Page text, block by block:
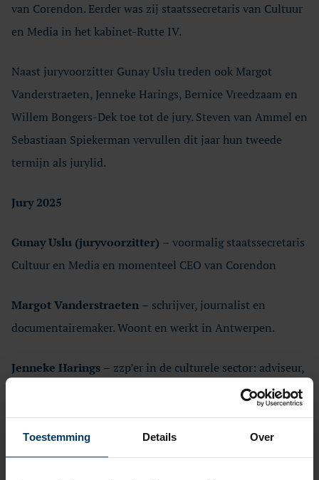
Toestemming Details Over
van Corendon. Eerder was zij staatssecretaris van Cultuur
en Media in het kabinet-Rutte IV.
Naast juryvoorzitter Gunay Uslu treden ook Margot
Vanderstraeten, Jenneke Harings, Bernice Vreedzaam en
Willem Bongers-Dek toe tot de jury. Steven van Ammel en
Sebastiaan Spiekerman vervullen dit jaar hun tweede
termijn als jurylid.
Jury 2025
Gunay Uslu (juryvoorzitter) – voormalig staatssecretaris
Cultuur en Media en momenteel CEO van Corendon
Margot Vanderstraeten – schrijver, journalist en
documentairemaker. Woont en werkt in Antwerpen.
Jenneke Harings – zzp’er in de culturele sector: adviseur,
programmamanagement, kwartiermaker, interim. Ze
Universiteit in Nijmegen en Comparatieve Literature aan
het University College London.